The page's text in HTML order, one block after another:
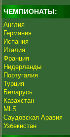
ЧЕМПИОНАТЫ:
Англия
Германия
Испания
Италия
Франция
Нидерланды
Португалия
Турция
Беларусь
Казахстан
MLS
Саудовская Аравия
Узбекистан